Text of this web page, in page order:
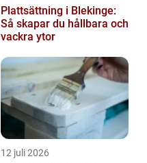
Plattsättning i Blekinge:
Så skapar du hållbara och
vackra ytor
12 juli 2026